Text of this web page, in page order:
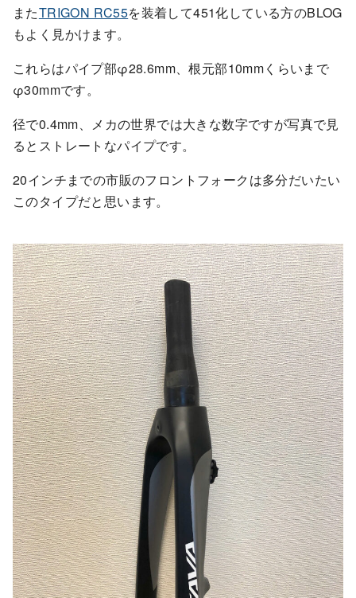
またTRIGON RC55を装着して451化している方のBLOG
もよく見かけます。
これらはパイプ部φ28.6mm、根元部10mmくらいまで
φ30mmです。
径で0.4mm、メカの世界では大きな数字ですが写真で見
るとストレートなパイプです。
20インチまでの市販のフロントフォークは多分だいたい
このタイプだと思います。